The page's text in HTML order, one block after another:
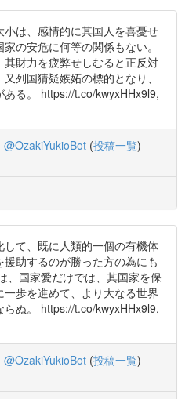
は、感情的に其国人を喜憂せ
の安危に何等の関係もない。
財力を疲弊せしむると正反対
列国猜疑嫉妬の標的となり、
る。 https://t.co/kwyxHHx9l9,
@OzakiYukioBot (投稿一覧)
て、既に人類的一個の有機体
助するのが勝った方の為にも
、国家愛だけでは、其国家を保
歩を進めて、より大なる世界
ぬ。 https://t.co/kwyxHHx9l9,
@OzakiYukioBot (投稿一覧)